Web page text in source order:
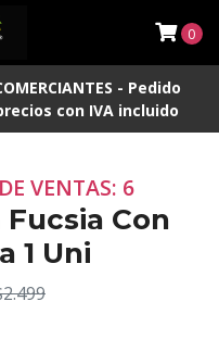
- Pedido
con IVA incluido
0
VENTAS: 6
Con
1 Uni